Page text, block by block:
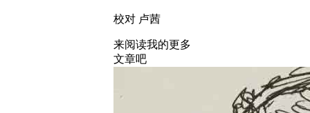
校对 卢茜
来阅读我的更多
文章吧